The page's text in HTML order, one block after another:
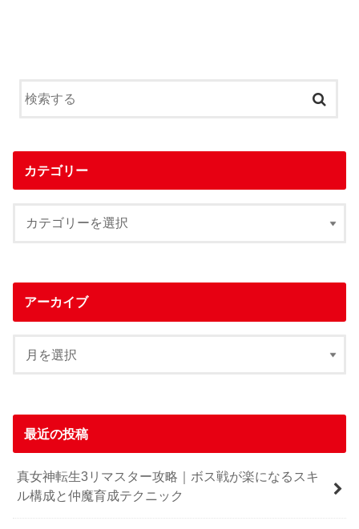
カテゴリー
アーカイブ
最近の投稿
真女神転生3リマスター攻略｜ボス戦が楽になるスキ
ル構成と仲魔育成テクニック